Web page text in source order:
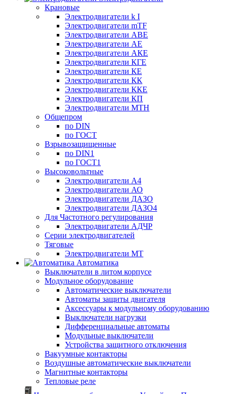
Крановые
Электродвигатели k I
Электродвигатели mTF
Электродвигатели АВЕ
Электродвигатели АЕ
Электродвигатели АКЕ
Электродвигатели КГЕ
Электродвигатели КЕ
Электродвигатели КК
Электродвигатели ККЕ
Электродвигатели КП
Электродвигатели МТН
Общепром
по DIN
по ГОСТ
Взрывозащищенные
по DIN1
по ГОСТ1
Высоковольтные
Электродвигатели А4
Электродвигатели АО
Электродвигатели ДАЗО
Электродвигатели ДАЗО4
Для Частотного регулирования
Электродвигатели АДЧР
Серии электродвигателей
Тяговые
Электродвигатели МТ
Автоматика
Выключатели в литом корпусе
Модульное оборудование
Автоматические выключатели
Автоматы защиты двигателя
Аксессуары к модульному оборудованию
Выключатели нагрузки
Дифференциальные автоматы
Модульные выключатели
Устройства защитного отключения
Вакуумные контакторы
Воздушные автоматические выключатели
Магнитные контакторы
Тепловые реле